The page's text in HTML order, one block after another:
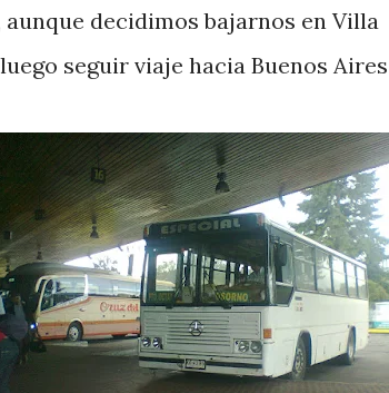
decidimos bajarnos en Villa
seguir viaje hacia Buenos